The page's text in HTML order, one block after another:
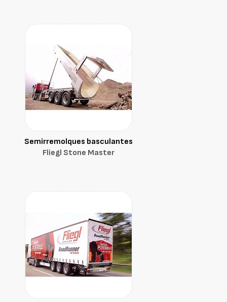
Semirremolques basculantes
Fliegl Stone Master